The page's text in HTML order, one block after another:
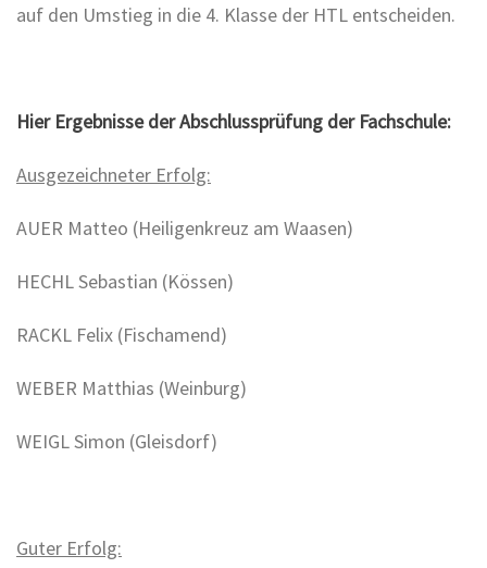
auf den Umstieg in die 4. Klasse der HTL entscheiden.
Hier Ergebnisse der Abschlussprüfung der Fachschule:
Ausgezeichneter Erfolg:
AUER Matteo (Heiligenkreuz am Waasen)
HECHL Sebastian (Kössen)
RACKL Felix (Fischamend)
WEBER Matthias (Weinburg)
WEIGL Simon (Gleisdorf)
Guter Erfolg: